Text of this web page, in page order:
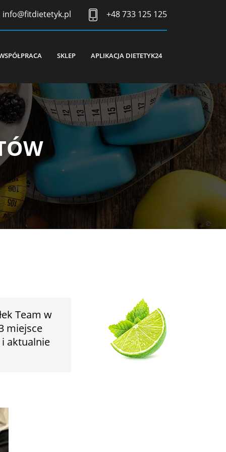
info@fitdietetyk.pl +48 733 125 125
SKLEP APLIKACJA DIETETYK24
Team w
miejsce
aktualnie